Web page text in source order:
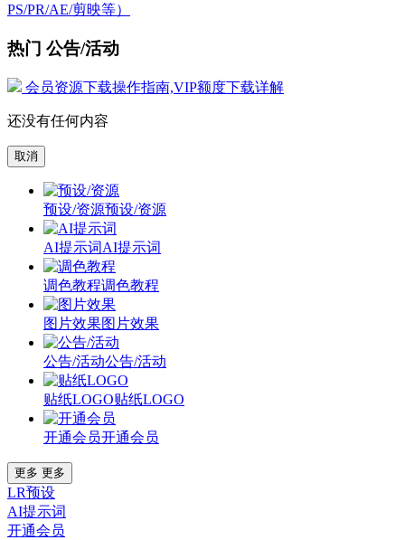
PS/PR/AE/剪映等）
热门 公告/活动
会员资源下载操作指南,VIP额度下载详解
还没有任何内容
取消
预设/资源预设/资源
AI提示词AI提示词
调色教程调色教程
图片效果图片效果
公告/活动公告/活动
贴纸LOGO贴纸LOGO
开通会员开通会员
更多 更多
LR预设
AI提示词
开通会员